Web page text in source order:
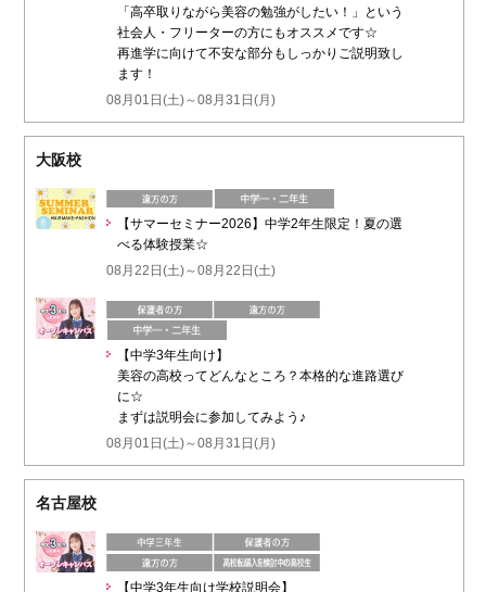
「高卒取りながら美容の勉強がしたい！」という
社会人・フリーターの方にもオススメです☆
再進学に向けて不安な部分もしっかりご説明致し
ます！
08月01日(土)～08月31日(月)
大阪校
【サマーセミナー2026】中学2年生限定！夏の選
べる体験授業☆
08月22日(土)～08月22日(土)
【中学3年生向け】
美容の高校ってどんなところ？本格的な進路選び
に☆
まずは説明会に参加してみよう♪
08月01日(土)～08月31日(月)
名古屋校
【中学3年生向け学校説明会】